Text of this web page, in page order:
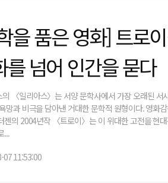
을 품은 영화] 트로
를 넘어 인간을 묻다
의 〈일리아스〉는 서양 문학사에서 가장 오래된 서
망과 비극을 담아낸 거대한 문학적 원형이다. 영화
젠의 2004년작 〈트로이〉는 이 위대한 고전을 현
...
07 11:53:00